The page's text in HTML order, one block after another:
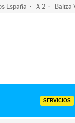
España A-2 Baliza
SERVICIOS